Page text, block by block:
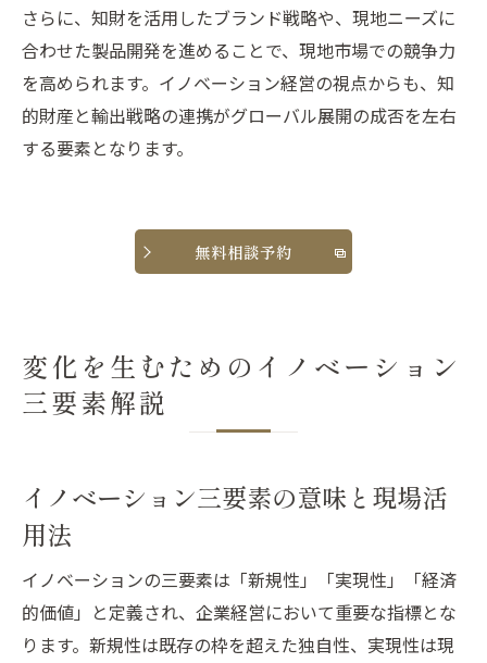
さらに、知財を活用したブランド戦略や、現地ニーズに
合わせた製品開発を進めることで、現地市場での競争力
を高められます。イノベーション経営の視点からも、知
的財産と輸出戦略の連携がグローバル展開の成否を左右
する要素となります。
無料相談予約
変化を生むためのイノベーション
三要素解説
イノベーション三要素の意味と現場活
用法
イノベーションの三要素は「新規性」「実現性」「経済
的価値」と定義され、企業経営において重要な指標とな
ります。新規性は既存の枠を超えた独自性、実現性は現